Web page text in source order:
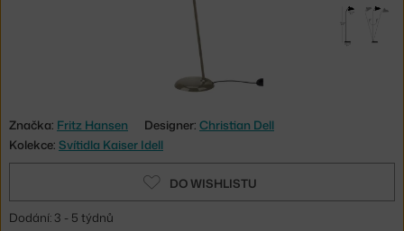
Značka: Fritz Hansen Designer: Christian Dell
Kolekce: Svítidla Kaiser Idell
DO WISHLISTU
Dodání: 3 - 5 týdnů